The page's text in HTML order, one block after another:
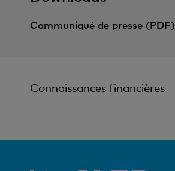
Communiqué de presse (PDF)
Connaissances financières